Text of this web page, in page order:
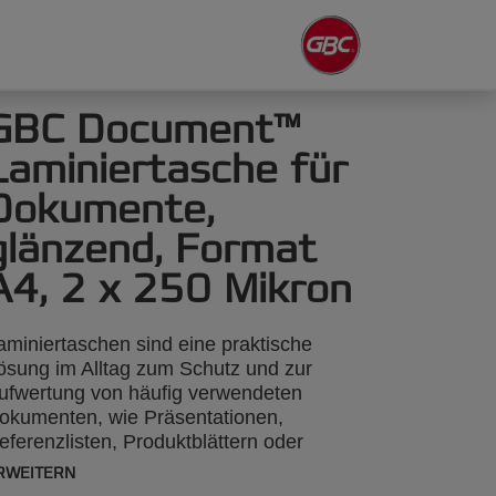
Document™
für
Format
2 x 250 Mikron
sind eine praktische
im Alltag zum Schutz und zur
von häufig verwendeten
wie Präsentationen,
Produktblättern oder
2 x 250 Mikron, glänzend, Format